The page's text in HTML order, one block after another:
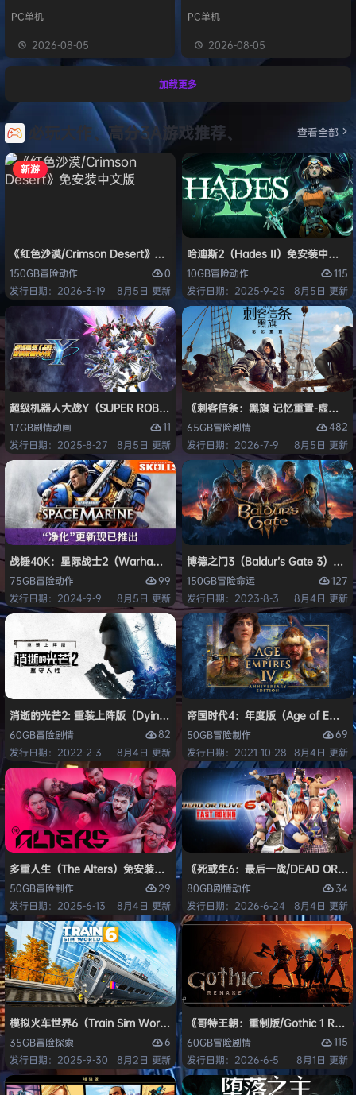
PC单机
2026-08-05
PC单机
2026-08-05
加载更多
必玩大作、高分3A游戏推荐、 查看全部
新游
《红色沙漠/Crimson Desert》免安装中文版
150GB冒险动作
0
发行日期：2026-3-19
8月5日 更新
哈迪斯2（Hades II）免安装中文版
10GB冒险动作
115
发行日期：2025-9-25
8月5日 更新
超级机器人大战Y（SUPER ROBOT WARS Y）免安装中文版
17GB剧情动画
11
发行日期：2025-8-27
8月5日 更新
《刺客信条：黑旗 记忆重置-虚拟
65GB冒险剧情
482
发行日期：2026-7-9
8月5日 更新
战锤40K：星际战士2（Warhammer 40,000: Space Marine 2）免安装
75GB冒险动作
99
发行日期：2024-9-9
8月5日 更新
博德之门3（Baldur’s Gate 3）免安
150GB冒险命运
127
发行日期：2023-8-3
8月4日 更新
消逝的光芒2: 重装上阵版（Dying Light 2 Stay Human: Reloaded
60GB冒险剧情
82
发行日期：2022-2-3
8月4日 更新
帝国时代4：年度版（Age of
50GB冒险制作
69
发行日期：2021-10-28 8月4日 更新
多重人生（The Alters）免安装中文版
50GB冒险制作
29
发行日期：2025-6-13
8月4日 更新
《死或生6：最后一战/DEAD OR
80GB剧情动作
34
发行日期：2026-6-24
8月4日 更新
模拟火车世界6（Train Sim World 6）免安装中文版
35GB冒险探索
6
发行日期：2025-9-30
8月2日 更新
《哥特王朝：重制版/Gothic 1
60GB冒险剧情
115
发行日期：2026-6-5
8月1日 更新